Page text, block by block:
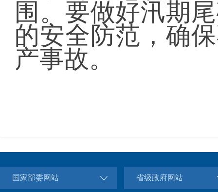
围。要做好汛期
的安全防范，确
产事故。
国家部委网站 省级政府网站